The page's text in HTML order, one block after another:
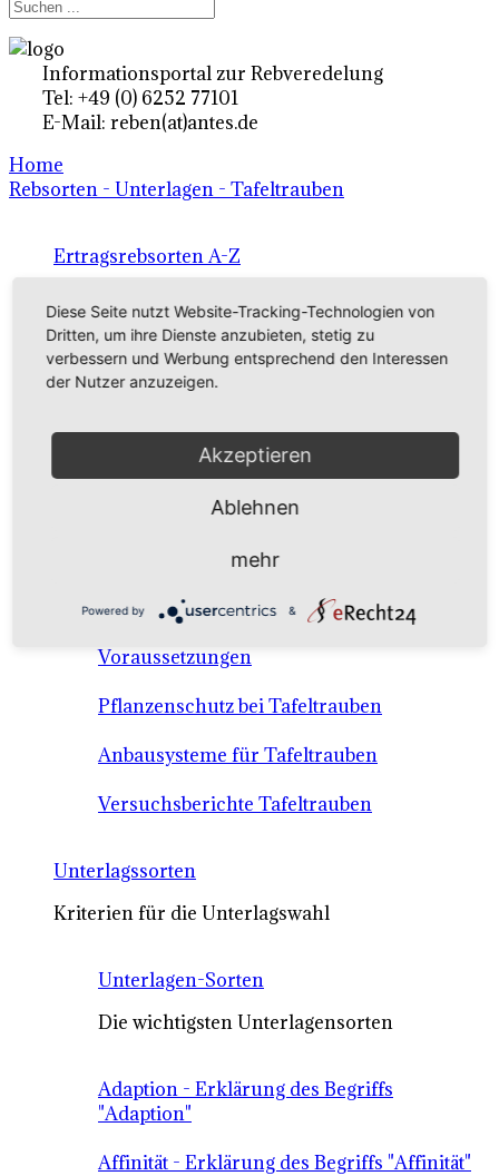
Informationsportal zur Rebveredelung
Tel: +49 (0) 6252 77101
E-Mail: reben(at)antes.de
Home
Rebsorten - Unterlagen - Tafeltrauben
Ertragsrebsorten A-Z
Rebsorten international
Tafeltraubensorten
Anbausysteme & Recht
Voraussetzungen
Pflanzenschutz bei Tafeltrauben
Anbausysteme für Tafeltrauben
Versuchsberichte Tafeltrauben
Unterlagssorten
Kriterien für die Unterlagswahl
Unterlagen-Sorten
Die wichtigsten Unterlagensorten
Adaption - Erklärung des Begriffs
"Adaption"
Affinität - Erklärung des Begriffs "Affinität"
Diese Seite nutzt Website-Tracking-Technologien von
Dritten, um ihre Dienste anzubieten, stetig zu
verbessern und Werbung entsprechend den Interessen
der Nutzer anzuzeigen.
Akzeptieren
Ablehnen
mehr
Powered by &